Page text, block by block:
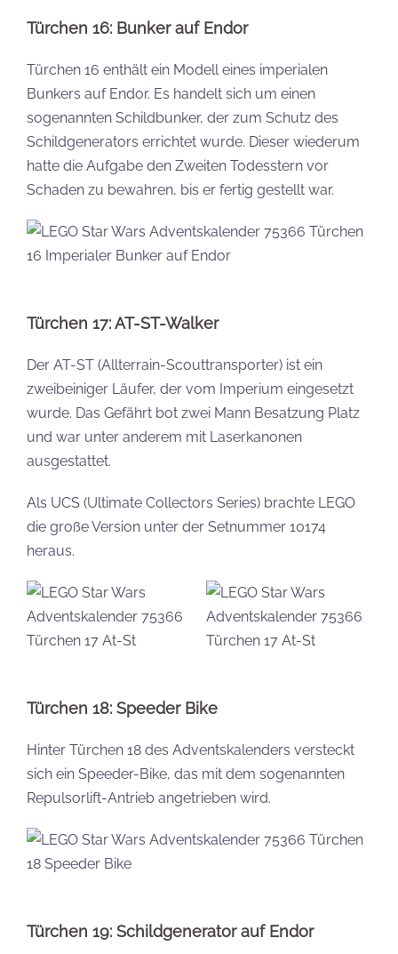
Türchen 16: Bunker auf Endor
Türchen 16 enthält ein Modell eines imperialen
Bunkers auf Endor. Es handelt sich um einen
sogenannten Schildbunker, der zum Schutz des
Schildgenerators errichtet wurde. Dieser wiederum
hatte die Aufgabe den Zweiten Todesstern vor
Schaden zu bewahren, bis er fertig gestellt war.
Türchen 17: AT-ST-Walker
Der AT-ST (Allterrain-Scouttransporter) ist ein
zweibeiniger Läufer, der vom Imperium eingesetzt
wurde. Das Gefährt bot zwei Mann Besatzung Platz
und war unter anderem mit Laserkanonen
ausgestattet.
Als UCS (Ultimate Collectors Series) brachte LEGO
die große Version unter der Setnummer 10174
heraus.
Türchen 18: Speeder Bike
Hinter Türchen 18 des Adventskalenders versteckt
sich ein Speeder-Bike, das mit dem sogenannten
Repulsorlift-Antrieb angetrieben wird.
Türchen 19: Schildgenerator auf Endor